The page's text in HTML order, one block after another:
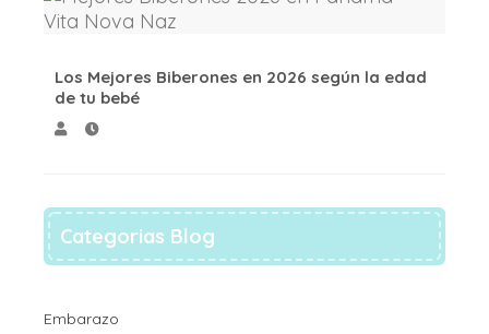
Los Mejores Biberones en 2026 según la edad
de tu bebé
Categorias Blog
Embarazo